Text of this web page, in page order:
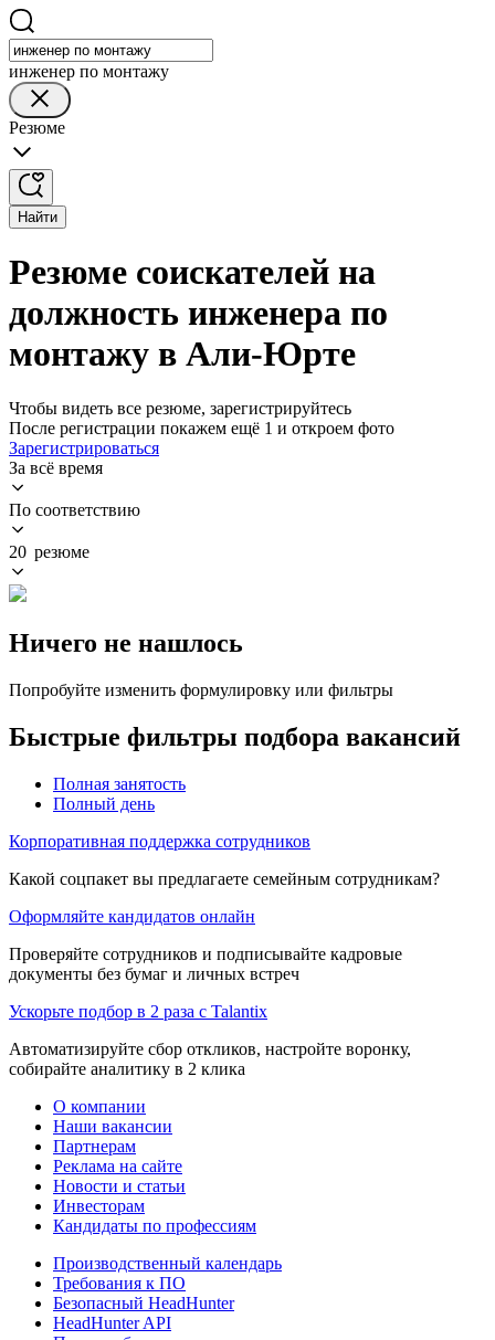
инженер по монтажу
Резюме
Найти
Резюме соискателей на
должность инженера по
монтажу в Али-Юрте
Чтобы видеть все резюме, зарегистрируйтесь
После регистрации покажем ещё 1 и откроем фото
Зарегистрироваться
За всё время
По соответствию
20 резюме
Ничего не нашлось
Попробуйте изменить формулировку или фильтры
Быстрые фильтры подбора вакансий
Полная занятость
Полный день
Корпоративная поддержка сотрудников
Какой соцпакет вы предлагаете семейным сотрудникам?
Оформляйте кандидатов онлайн
Проверяйте сотрудников и подписывайте кадровые
документы без бумаг и личных встреч
Ускорьте подбор в 2 раза с Talantix
Автоматизируйте сбор откликов, настройте воронку,
собирайте аналитику в 2 клика
О компании
Наши вакансии
Партнерам
Реклама на сайте
Новости и статьи
Инвесторам
Кандидаты по профессиям
Производственный календарь
Требования к ПО
Безопасный HeadHunter
HeadHunter API